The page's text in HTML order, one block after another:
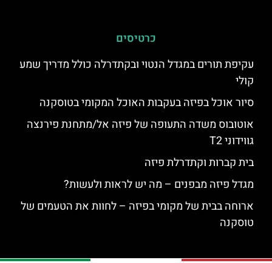
כרטיסים
עקיפת תורים במגדל הנטוי ובקתדרלה כולל מדריך שמע
קולי
סיור אוכל בפיזה בעקבות האוכל המקומי בטוסקנה
אוטובוס משדה התעופה של פיזה אל/מתחנת פירנצה
גווידוני T2
בית קברות וקתדרלת פיזה
מגדל פיזה מבפנים – מה יש לראות ולעשות?
ארוחה בבית של מקומי בפיזה – לחוות את הטעמים של
טוסקנה